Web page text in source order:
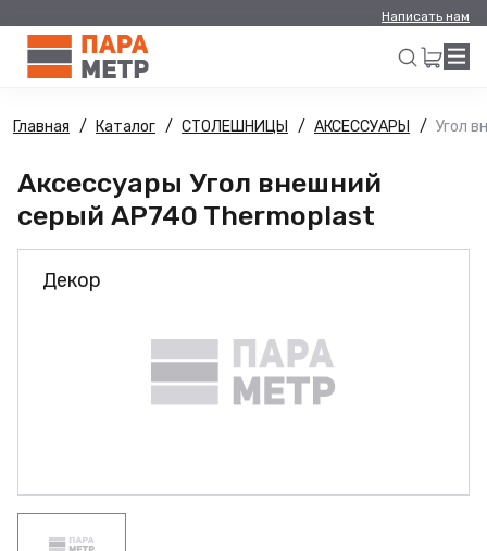
Написать нам
Искать
Главная Каталог СТОЛЕШНИЦЫ АКСЕССУАРЫ Угол
Аксессуары Угол внешний
серый AP740 Thermoplast
Декор